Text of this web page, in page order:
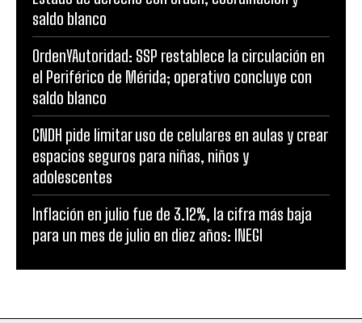
saldo blanco
OrdenYAutoridad: SSP restablece la circulación en
el Periférico de Mérida; operativo concluye con
saldo blanco
CNDH pide limitar uso de celulares en aulas y crear
espacios seguros para niñas, niños y
adolescentes
Inflación en julio fue de 3.12%, la cifra más baja
para un mes de julio en diez años: INEGI